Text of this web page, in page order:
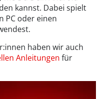
kannst. Dabei spielt
PC oder einen
haben wir auch
Anleitungen für